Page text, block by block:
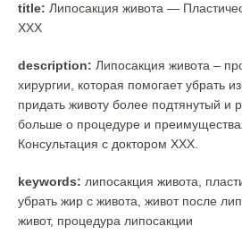
title: Липосакция живота —
ХХХ
description: Липосакция живота –
хирургии, которая помогает убрать
придать животу более подтянутый и
больше о процедуре и
Консультация с доктором ХХХ.
keywords: липосакция живота,
убрать жир с живота, живот после
живот, процедура липосакции